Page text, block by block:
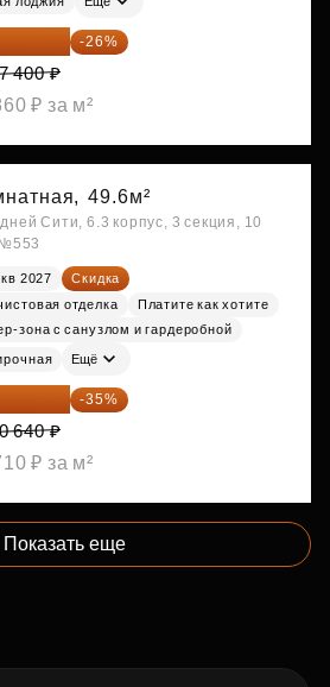
076 ₽ -26%
400 ₽
₽ за м²
49.6м²
Сити, 6.3 корпус, 3 секция, 10
2027
Скидка
отделка
Платите как хотите
зона с санузлом и гардеробной
Ещё
416 ₽ -35%
640 ₽
₽ за м²
Показать еще